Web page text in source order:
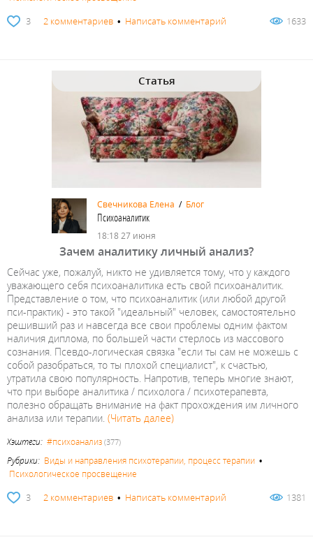
3 2 комментариев • Написать комментарий 1633
Статья
Свечникова Елена / Блог
Психоаналитик
18:18 27 июня
Зачем аналитику личный анализ?
Сейчас уже, пожалуй, никто не удивляется тому, что у каждого
уважающего себя психоаналитика есть свой психоаналитик.
Представление о том, что психоаналитик (или любой другой
пси-практик) - это такой "идеальный" человек, самостоятельно
решивший раз и навсегда все свои проблемы одним фактом
наличия диплома, по большей части стерлось из массового
сознания. Псевдо-логическая связка "если ты сам не можешь с
собой разобраться, то ты плохой специалист", к счастью,
утратила свою популярность. Напротив, теперь многие знают,
что при выборе аналитика / психолога / психотерапевта,
полезно обращать внимание на факт прохождения им личного
анализа или терапии. (Читать далее)
Хэштеги: #психоанализ (377)
Рубрики: Виды и направления психотерапии, процесс терапии •
Психологическое просвещение
3 2 комментариев • Написать комментарий 1381